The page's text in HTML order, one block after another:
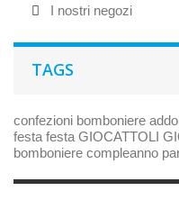
I nostri negozi
TAGS
confezioni bomboniere
festa festa GIOCATTOLI
bomboniere compleanno